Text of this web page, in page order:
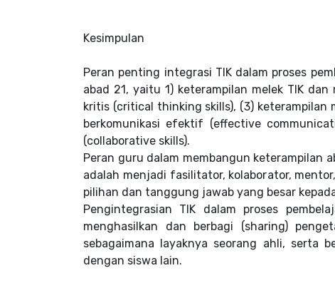
Kesimpulan
Peran penting integrasi TIK dalam proses
abad 21, yaitu 1) keterampilan melek TIK
kritis (critical thinking skills), (3) keterampilan
berkomunikasi efektif (effective
(collaborative skills).
Peran guru dalam membangun keterampilan
adalah menjadi fasilitator, kolaborator,
pilihan dan tanggung jawab yang besar
Pengintegrasian TIK dalam proses
menghasilkan dan berbagi (sharing)
sebagaimana layaknya seorang ahli, serta
dengan siswa lain.